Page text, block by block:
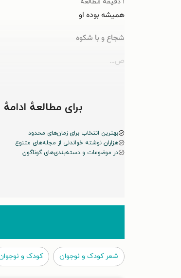
همیشه بوده او
شجاع و با شکوه
ص…
برای مطالعهٔ
بهترین انتخاب برای زمان‌های محدود
هزاران نوشته خواندنی از مجله‌های متنوع
در موضوعات و دسته‌بندی‌های گوناگون
شعر کودک و نوجوان کودک و